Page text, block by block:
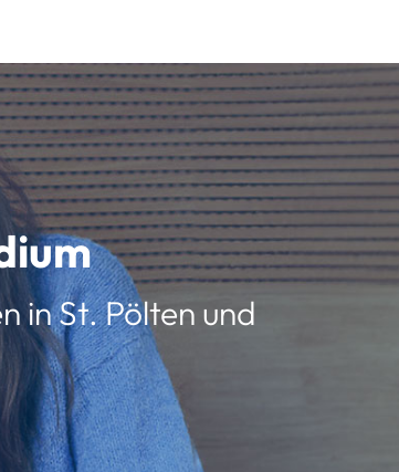
in St. Pölten und